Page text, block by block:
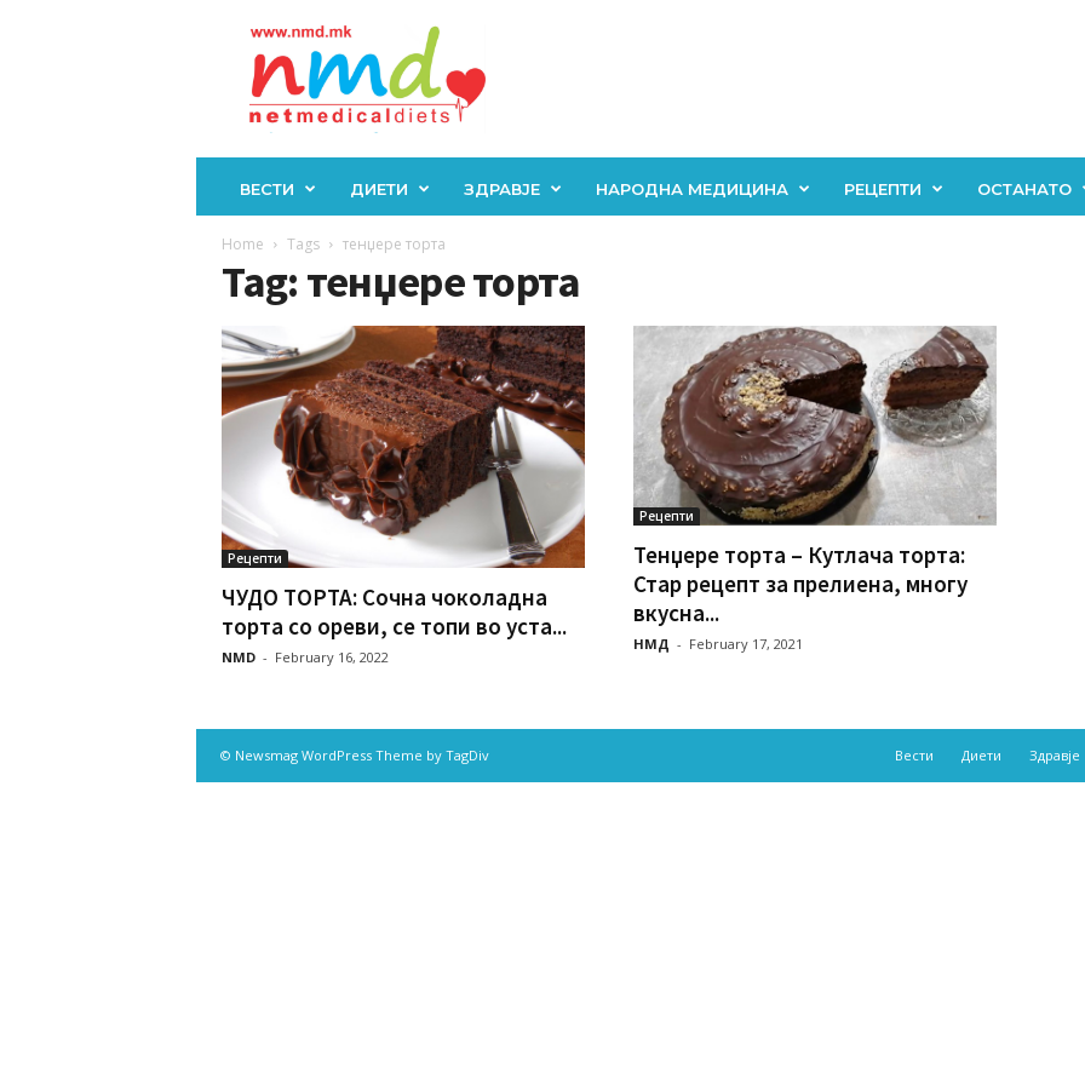
ВЕСТИ ДИЕТИ ЗДРАВЈЕ НАРОДНА МЕДИЦИНА РЕЦЕПТИ ОСТАНАТО
Home Tags тенџере торта
Tag: тенџере торта
Рецепти
ЧУДО ТОРТА: Сочна чоколадна
торта со ореви, се топи во уста...
NMD - February 16, 2022
Рецепти
Тенџере торта – Кутлача торта:
Стар рецепт за прелиена, многу
вкусна...
НМД - February 17, 2021
Вести Диети Здравје
© Newsmag WordPress Theme by TagDiv